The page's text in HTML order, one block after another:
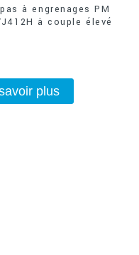
à engrenages PM
à couple élevé
plus